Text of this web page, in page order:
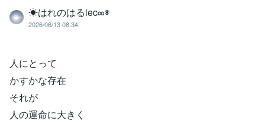
☀はれのはるiec∞◉
2026/06/13 08:34
人にとって
かすかな存在
それが
人の運命に大きく